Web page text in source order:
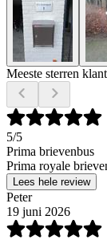
Meeste sterren
5/5
Prima brievenbus
Prima royale
Lees hele review
Peter
19 juni 2026